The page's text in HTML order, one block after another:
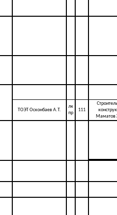
ТОЭТ Осконбаев А.Т.
лк
пр
111